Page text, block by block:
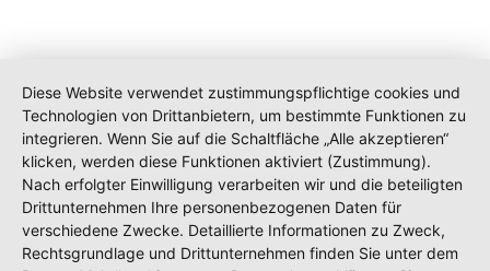
Diese Website verwendet zustimmungspflichtige cookies und
Technologien von Drittanbietern, um bestimmte Funktionen zu
integrieren. Wenn Sie auf die Schaltfläche „Alle akzeptieren“
klicken, werden diese Funktionen aktiviert (Zustimmung).
Nach erfolgter Einwilligung verarbeiten wir und die beteiligten
Drittunternehmen Ihre personenbezogenen Daten für
verschiedene Zwecke. Detaillierte Informationen zu Zweck,
Rechtsgrundlage und Drittunternehmen finden Sie unter dem